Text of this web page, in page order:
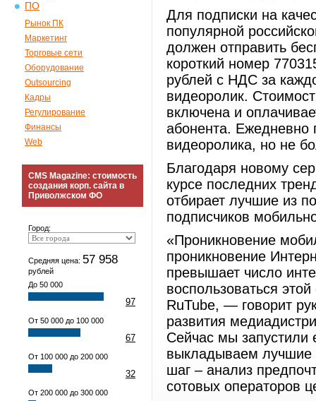
ПО
Рынок ПК
Маркетинг
Торговые сети
Оборудование
Outsourcing
Кадры
Регулирование
Финансы
Web
CMS Magazine: стоимость
создания корп. сайта в
Приволжском ФО
Город:
Средняя цена: 57 958
рублей
До 50 000
97
От 50 000 до 100 000
67
От 100 000 до 200 000
32
От 200 000 до 300 000
Для подписки на
популярной
должен отправить
короткий номер
рублей с НДС за
видеоролик.
включена и
абонента. Ежедневно
видеоролика, но не
Благодаря новому
курсе последних
отбирает лучшие из
подписчиков
«Проникновение
проникновение
превышает число
воспользоваться
RuTube, — говорит
развития
Сейчас мы
выкладываем лучшие
шаг – анализ
сотовых операторов